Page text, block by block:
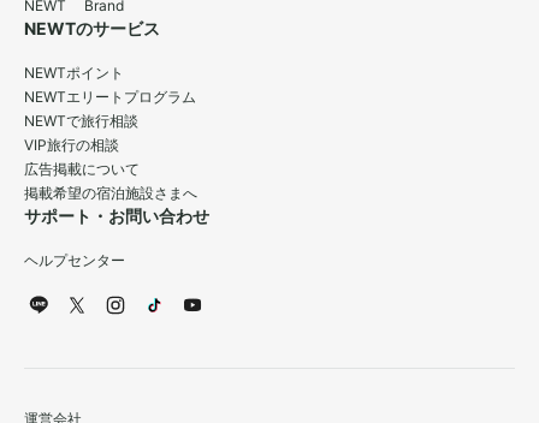
NEWT Brand
NEWTのサービス
NEWTポイント
NEWTエリートプログラム
NEWTで旅行相談
VIP旅行の相談
広告掲載について
掲載希望の宿泊施設さまへ
サポート・お問い合わせ
ヘルプセンター